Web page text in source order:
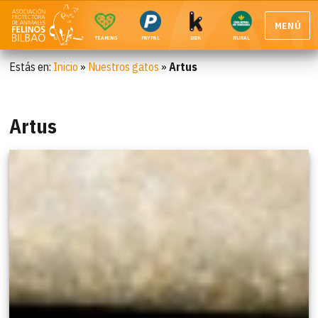
TEAMING PAYPAL BBK RURAL
MENÚ
Estás en: Inicio » Nuestros gatos »Artus
Artus